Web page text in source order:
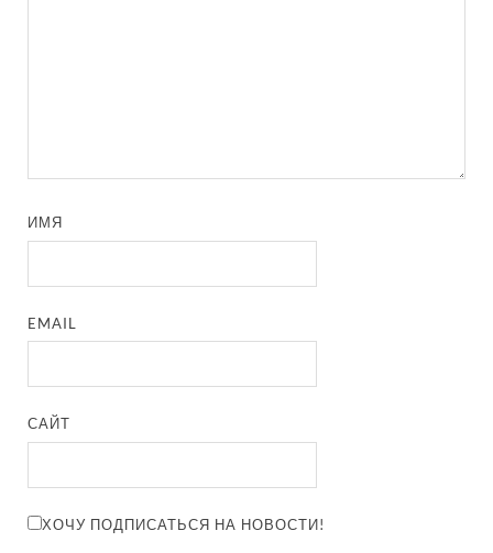
ИМЯ
EMAIL
САЙТ
ХОЧУ ПОДПИСАТЬСЯ НА НОВОСТИ!